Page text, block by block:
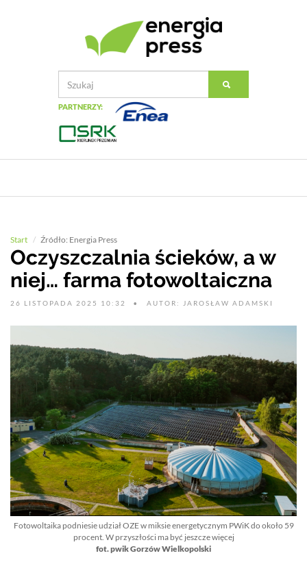
PARTNERZY:
Start Źródło: Energia Press
Oczyszczalnia ścieków, a w
niej… farma fotowoltaiczna
26 LISTOPADA 2025 10:32 AUTOR: JAROSŁAW ADAMSKI
Fotowoltaika podniesie udział OZE w miksie energetycznym PWiK do około 59
procent. W przyszłości ma być jeszcze więcej
fot. pwik Gorzów Wielkopolski